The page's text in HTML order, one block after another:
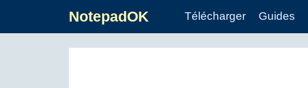
NotepadOK Télécharger Guides